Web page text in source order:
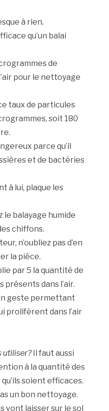
à rien.
qu’un balai
de
pour le nettoyage
taux de particules
soit 180
parce qu’il
et de bactéries
à lui, plaque les
le balayage humide
chiffons.
n’oubliez pas d’en
la pièce.
par 5 la quantité de
présents dans l’air.
geste permettant
prolifèrent dans l’air
utiliser?Il faut aussi
à la quantité des
soient efficaces.
un bon nettoyage.
vont laisser sur le sol